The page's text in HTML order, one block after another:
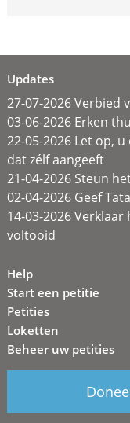
Updates
27-07-2026 Verbied
03-06-2026 Erken
22-05-2026 Let op,
dat zélf aangeeft
21-04-2026 Steun
02-04-2026 Geef
14-03-2026
voltooid
Help
Start een petitie
Petities
Loketten
Beheer uw petities